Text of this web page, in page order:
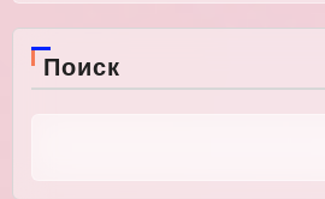
Поиск